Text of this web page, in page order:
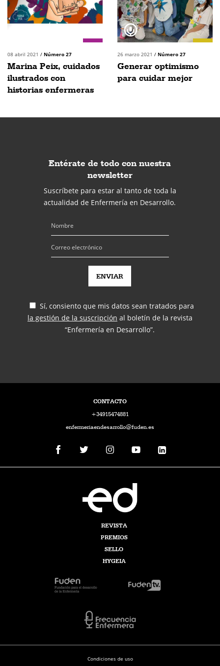
08 abril 2021 / Número 27
Marina Peix, cuidados
ilustrados con
historias enfermeras
26 marzo 2021 / Número 27
Generar optimismo
para cuidar mejor
Entérate de todo con nuestra
newsletter
Suscríbete para estar al tanto de toda la
actualidad de Enfermería en Desarrollo.
Sí, consiento que mis datos sean tratados para
la gestión de la suscripción al boletín de la revista
“Enfermería en Desarrollo”.
CONTACTO
+34915474881
enfermeriaendesarrollo@fuden.es
REVISTA
PREMIOS
SELLO
HYGEIA
Condiciones de uso